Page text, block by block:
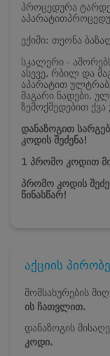
პროცედურა
აპარატით
ექიმი: თეონა
სკალერი -
ასევე, რბილ და
აპარატით
მაგარი ნადები.
ზემოქმედებით
დანაზოგით
კოდის შეძენა!
1 პრომო კოდით
პრომო კოდის
წინასწარ!
აქციის
მომსახურების
ის ჩათვლით.
დანაზოგის
კოდი.